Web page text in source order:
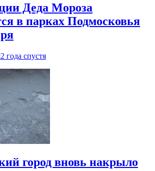
Деда Мороза
в парках Подмосковья
2 года спустя
город вновь накрыло